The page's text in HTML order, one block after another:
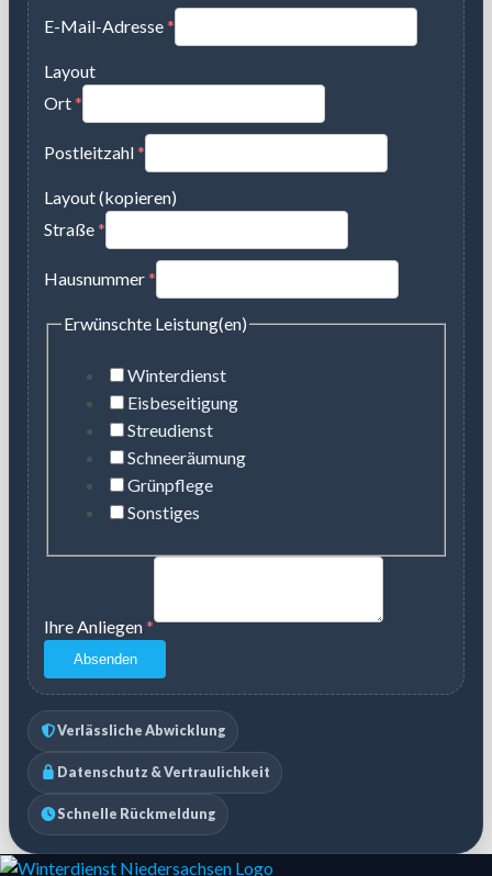
E-Mail-Adresse*
Layout
Ort*
Postleitzahl*
Layout (kopieren)
Straße*
Hausnummer*
Erwünschte Leistung(en)
Winterdienst
Eisbeseitigung
Streudienst
Schneeräumung
Grünpflege
Sonstiges
Ihre Anliegen*
Absenden
Verlässliche Abwicklung
Datenschutz & Vertraulichkeit
Schnelle Rückmeldung